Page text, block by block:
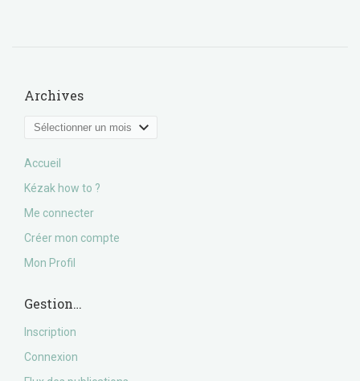
Archives
Archives
Accueil
Kézak how to ?
Me connecter
Créer mon compte
Mon Profil
Gestion…
Inscription
Connexion